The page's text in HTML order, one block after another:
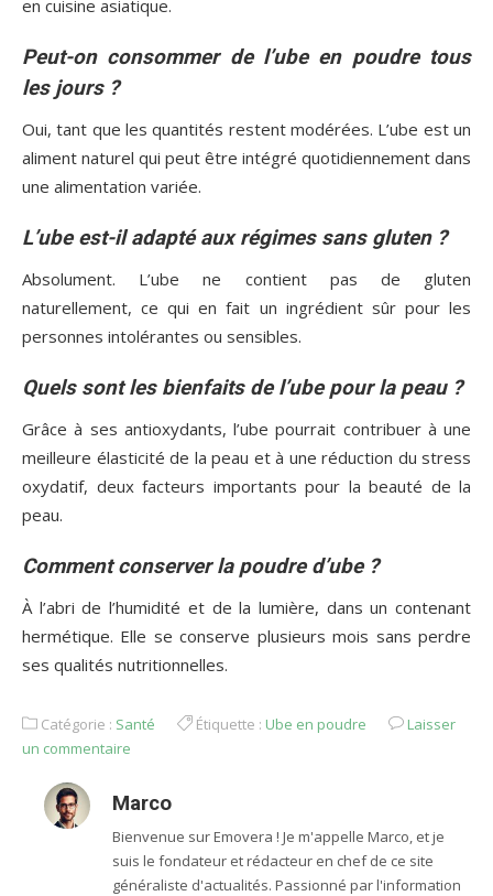
en cuisine asiatique.
Peut-on consommer de l’ube en poudre tous
les jours ?
Oui, tant que les quantités restent modérées. L’ube est un
aliment naturel qui peut être intégré quotidiennement dans
une alimentation variée.
L’ube est-il adapté aux régimes sans gluten ?
Absolument. L’ube ne contient pas de gluten
naturellement, ce qui en fait un ingrédient sûr pour les
personnes intolérantes ou sensibles.
Quels sont les bienfaits de l’ube pour la peau ?
Grâce à ses antioxydants, l’ube pourrait contribuer à une
meilleure élasticité de la peau et à une réduction du stress
oxydatif, deux facteurs importants pour la beauté de la
peau.
Comment conserver la poudre d’ube ?
À l’abri de l’humidité et de la lumière, dans un contenant
hermétique. Elle se conserve plusieurs mois sans perdre
ses qualités nutritionnelles.
Catégorie : Santé Étiquette : Ube en poudre
Laisser
un commentaire
Marco
Bienvenue sur Emovera ! Je m'appelle Marco, et je
suis le fondateur et rédacteur en chef de ce site
généraliste d'actualités. Passionné par l'information